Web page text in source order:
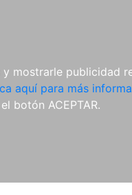
mostrarle publicidad
aquí para más
botón ACEPTAR.
REVISTAS
CDS Y
DVDS